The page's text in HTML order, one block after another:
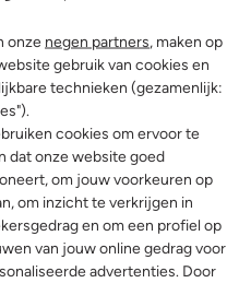
onze negen partners, maken op
gebruik van cookies en
technieken (gezamenlijk:
cookies om ervoor te
dat onze website goed
om jouw voorkeuren op
om inzicht te verkrijgen in
en om een profiel op
van jouw online gedrag voor
advertenties. Door
Laatste items
-30%
Van Bommel
Mocassins